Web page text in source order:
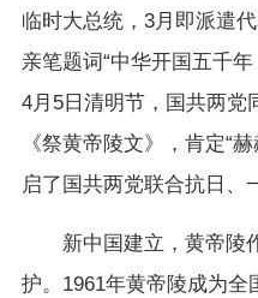
临时大总统，3月即派遣
亲笔题词“中华开国五千
4月5日清明节，国共两党
《祭黄帝陵文》，肯定“
启了国共两党联合抗日、
新中国建立，黄帝陵
护。1961年黄帝陵成为